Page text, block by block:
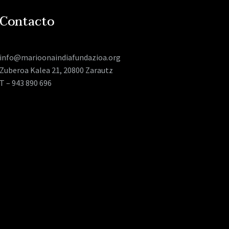
Contacto
info@marioonaindiafundazioa.org
Zuberoa Kalea 21, 20800 Zarautz
T – 943 890 696